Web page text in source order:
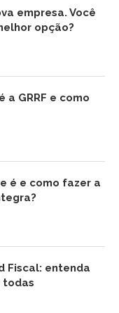
empresa. Você
opção?
a GRRF e como
é e como fazer a
Fiscal: entenda
todas